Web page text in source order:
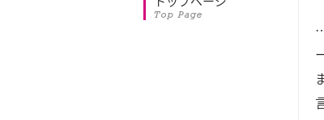
Top Page